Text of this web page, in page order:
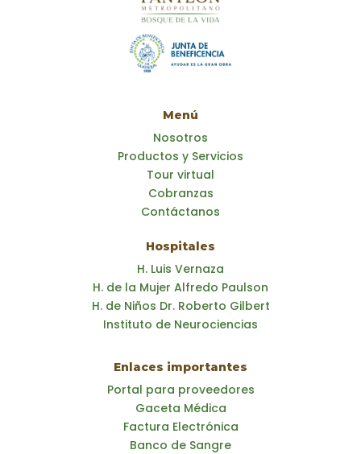
Menú
Nosotros
Productos y Servicios
Tour virtual
Cobranzas
Contáctanos
Hospitales
H. Luis Vernaza
H. de la Mujer Alfredo Paulson
H. de Niños Dr. Roberto Gilbert
Instituto de Neurociencias
Enlaces importantes
Portal para proveedores
Gaceta Médica
Factura Electrónica
Banco de Sangre